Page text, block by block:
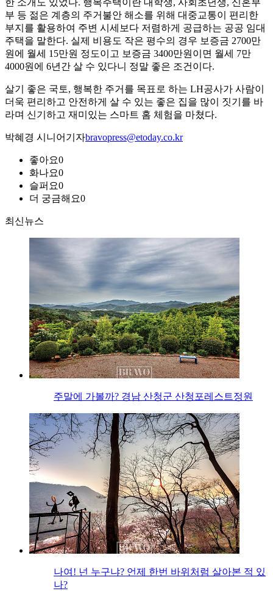
한 소개도 있었다. 행복주택이란 대학생, 사회초년생, 신혼부
부 등 젊은 계층의 주거불안 해소를 위해 대중교통이 편리한
부지를 활용하여 주변 시세보다 저렴하게 공급하는 공공 임대
주택을 말한다. 실제 비용도 작은 평수의 경우 보증금 2700만
원에 월세 15만원 정도이고 보증금 3400만원이면 월세 7만
4000원에 6년간 살 수 있다니 정말 좋은 조건이다.
살기 좋은 국토, 행복한 주거를 목표로 하는 LH공사가 사람이
더욱 편리하고 안전하게 살 수 있는 좋은 집을 많이 짓기를 바
라며 신기하고 재미있는 스마트 홈 체험을 마쳤다.
박혜경 시니어기자bravopress@etoday.co.kr
좋아요0
화나요0
슬퍼요0
더 궁금해요0
최신뉴스
주말에 가볼까? 경남 산청군 산청포레스트정원
나여! 넌 누구냐? 언제 한번 바위처럼 살아본 적 있
나?